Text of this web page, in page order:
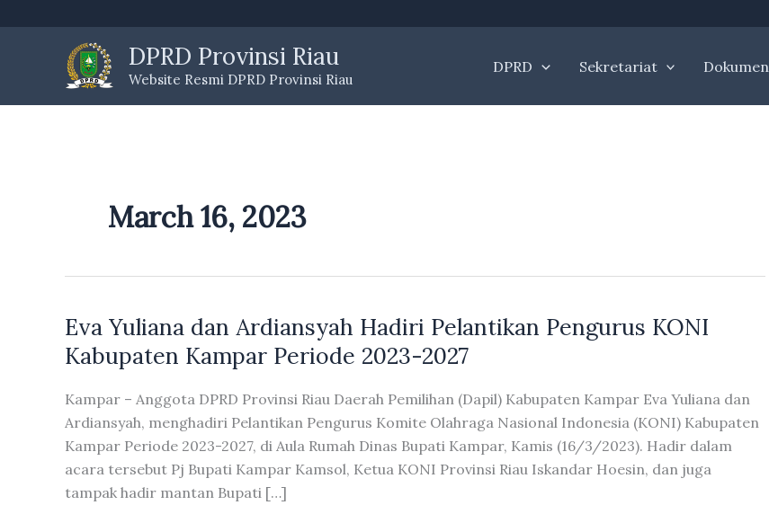
DPRD Provinsi Riau
Website Resmi DPRD Provinsi Riau
DPRD Sekretariat Dokumen
March 16, 2023
Eva Yuliana dan Ardiansyah Hadiri Pelantikan Pengurus KONI
Kabupaten Kampar Periode 2023-2027
Kampar – Anggota DPRD Provinsi Riau Daerah Pemilihan (Dapil) Kabupaten Kampar Eva Yuliana dan
Ardiansyah, menghadiri Pelantikan Pengurus Komite Olahraga Nasional Indonesia (KONI) Kabupaten
Kampar Periode 2023-2027, di Aula Rumah Dinas Bupati Kampar, Kamis (16/3/2023). Hadir dalam
acara tersebut Pj Bupati Kampar Kamsol, Ketua KONI Provinsi Riau Iskandar Hoesin, dan juga
tampak hadir mantan Bupati […]